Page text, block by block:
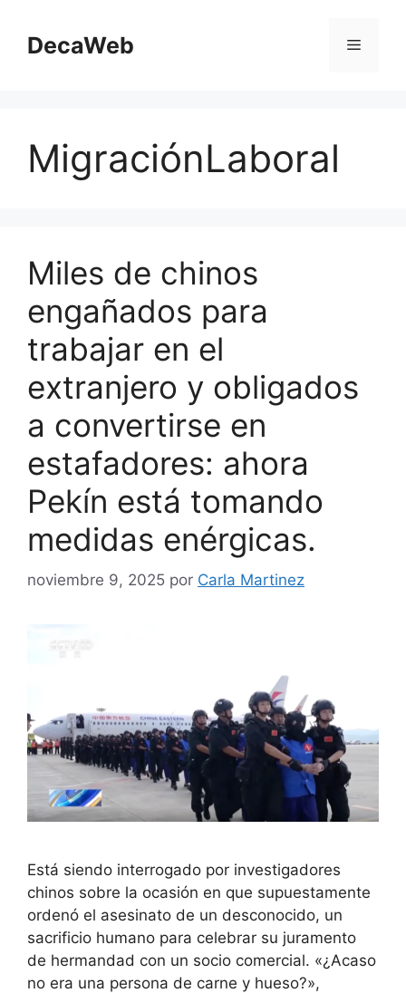
contenido
DecaWeb Menú
MigraciónLaboral
Miles de chinos
engañados para
trabajar en el
extranjero y obligados
a convertirse en
estafadores: ahora
Pekín está tomando
medidas enérgicas.
noviembre 9, 2025 por Carla Martinez
Está siendo interrogado por investigadores
chinos sobre la ocasión en que supuestamente
ordenó el asesinato de un desconocido, un
sacrificio humano para celebrar su juramento
de hermandad con un socio comercial. «¿Acaso
no era una persona de carne y hueso?»,